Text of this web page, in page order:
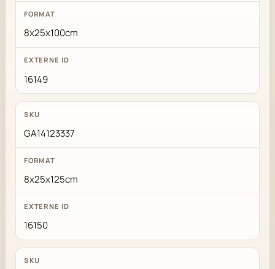
8x25x100cm
16149
GA14123337
8x25x125cm
16150